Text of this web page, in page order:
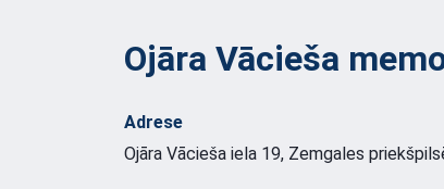
Ojāra Vācieša
Adrese
Ojāra Vācieša iela 19, Zemgales